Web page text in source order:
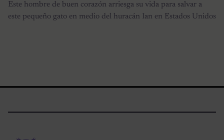
Este hombre de buen corazón arriesga su vida para salvar a
este pequeño gato en medio del huracán Ian en Estados Unidos